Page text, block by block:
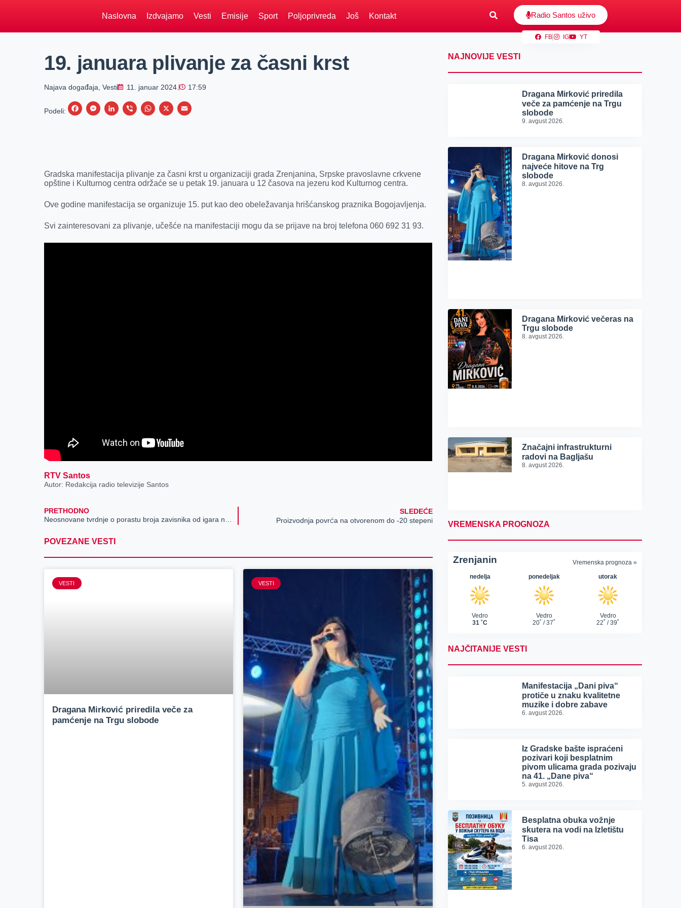
Naslovna Izdvajamo Vesti Emisije Sport Poljoprivreda Još Kontakt Radio Santos uživo
FB IG YT
19. januara plivanje za časni krst
Najava događaja ,Vesti 11. januar 2024. 17:59
Podeli:
F
o
k
M
n
e
L
d
n
V
W
A
p
X
Gradska manifestacija plivanje za časni krst u organizaciji grada Zrenjanina, Srpske pravoslavne crkvene
opštine i Kulturnog centra održaće se u petak 19. januara u 12 časova na jezeru kod Kulturnog centra.
Ove godine manifestacija se organizuje 15. put kao deo obeležavanja hrišćanskog praznika Bogojavljenja.
Svi zainteresovani za plivanje, učešće na manifestaciji mogu da se prijave na broj telefona 060 692 31 93.
RTV Santos
Autor: Redakcija radio televizije Santos
PRETHODNO
Neosnovane tvrdnje o porastu broja zavisnika od igara na sreću
SLEDEĆE
Proizvodnja povrća na otvorenom do -20 stepeni
POVEZANE VESTI
VESTI
Dragana Mirković priredila veče za
pamćenje na Trgu slobode
VESTI
NAJNOVIJE VESTI
Dragana Mirković priredila
veče za pamćenje na Trgu
slobode
9. avgust 2026.
Dragana Mirković donosi
najveće hitove na Trg
slobode
8. avgust 2026.
Dragana Mirković večeras na
Trgu slobode
8. avgust 2026.
Značajni infrastrukturni
radovi na Bagljašu
8. avgust 2026.
VREMENSKA PROGNOZA
NAJČITANIJE VESTI
Manifestacija „Dani piva“
protiče u znaku kvalitetne
muzike i dobre zabave
6. avgust 2026.
Iz Gradske bašte ispraćeni
pozivari koji besplatnim
pivom ulicama grada pozivaju
na 41. „Dane piva“
5. avgust 2026.
Besplatna obuka vožnje
skutera na vodi na Izletištu
Tisa
6. avgust 2026.